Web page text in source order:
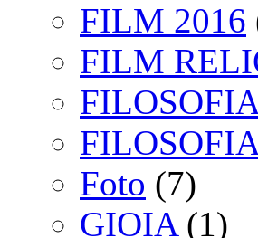
FILM 2016
FILM
FILOSOFIA
Foto (7)
GIOIA(1)